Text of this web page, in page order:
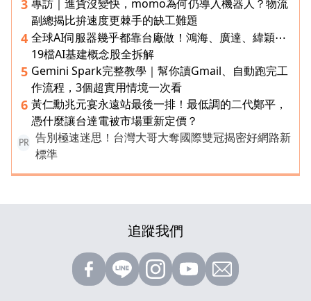
3 專訪｜進貨沒變快，momo為何仍導入機器人？物流
副總揭比拚速度更棘手的缺工難題
4 全球AI伺服器幾乎都靠台廠做！鴻海、廣達、緯穎⋯
19檔AI基建概念股全拆解
5 Gemini Spark完整教學｜幫你讀Gmail、自動跑完工
作流程，3個超實用情境一次看
6 黃仁勳兆元宴永遠站最後一排！最低調的二代鄭平，
憑什麼讓台達電被市場重新定價？
PR
告別極速迷思！台灣大哥大奪國際雙冠揭密好網路新
標準
追蹤我們